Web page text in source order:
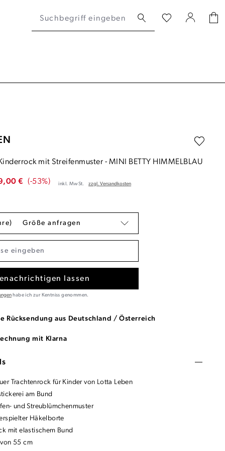
mit Streifenmuster - MINI BETTY HIMMELBLAU
€ (-53%) inkl. MwSt. zzgl. Versandkosten
Größe anfragen
lassen
habe ich zur Kentniss genommen.
Rücksendung aus Deutschland / Österreich
mit Klarna
Trachtenrock für Kinder von Lotta Leben
am Bund
und Streublümchenmuster
Häkelborte
mit elastischem Bund
55 cm